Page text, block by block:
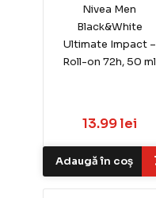
Nivea Men
Black&White
Ultimate Impact –
Roll-on 72h, 50 ml
13.99 lei
Adaugă în coș